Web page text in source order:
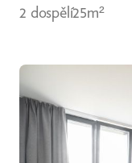
2 dospělí25m²